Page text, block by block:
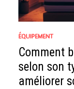
ÉQUIPEMENT
Comment
selon son
améliorer